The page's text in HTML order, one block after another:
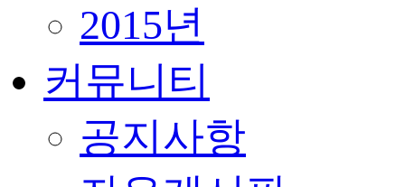
2015년
커뮤니티
공지사항